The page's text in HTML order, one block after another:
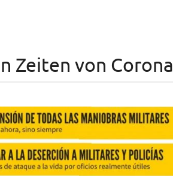
Zeiten von Corona